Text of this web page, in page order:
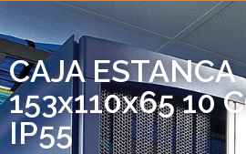
CAJA ESTANCA
153x110x65 10
IP55